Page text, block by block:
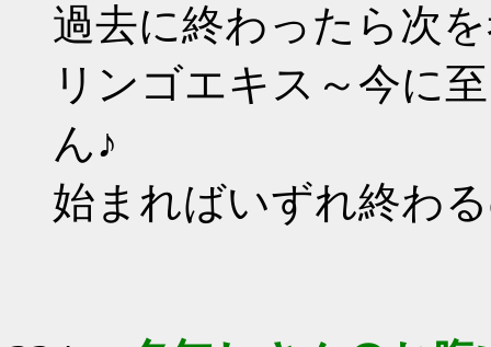
過去に終わったら次
リンゴエキス～今に
ん♪
始まればいずれ終わ